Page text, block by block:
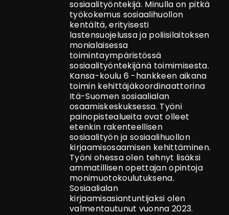
sosiaalityöntekijä. Minulla on pitkä
työkokemus sosiaalihuollon
kentältä, erityisesti
lastensuojelussa ja poliisilaitoksen
monialaisessa
toimintaympäristössä
sosiaalityöntekijänä toimimisesta.
Kansa-koulu 6 -hankkeen aikana
toimin kehittäjäkoordinaattorina
Itä-Suomen sosiaalialan
osaamiskeskuksessa. Työni
painopistealueita ovat olleet
etenkin rakenteellisen
sosiaalityön ja sosiaalihuollon
kirjaamisosaamisen kehittäminen.
Työni ohessa olen tehnyt lisäksi
ammatillisen opettajan opintoja
monimuotokoulutuksena.
Sosiaalialan
kirjaamisasiantuntijaksi olen
valmentautunut vuonna 2023.